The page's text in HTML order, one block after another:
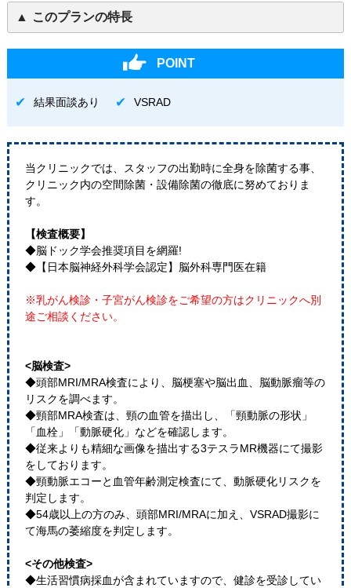
このプランの特長
POINT
結果面談あり VSRAD
当クリニックでは、スタッフの出勤時に全身を除菌する事、
クリニック内の空間除菌・設備除菌の徹底に努めておりま
す。
【検査概要】
◆脳ドック学会推奨項目を網羅!
◆【日本脳神経外科学会認定】脳外科専門医在籍
※乳がん検診・子宮がん検診をご希望の方はクリニックへ別
途ご相談ください。
<脳検査>
◆頭部MRI/MRA検査により、脳梗塞や脳出血、脳動脈瘤等の
リスクを調べます。
◆頸部MRA検査は、頸の血管を描出し、「頸動脈の形状」
「血栓」「動脈硬化」などを確認します。
◆従来よりも精細な画像を描出する3テスラMR機器にて撮影
をしております。
◆頸動脈エコーと血管年齢測定検査にて、動脈硬化リスクを
判定します。
◆54歳以上の方のみ、頭部MRI/MRAに加え、VSRAD撮影に
て海馬の萎縮度を判定します。
<その他検査>
◆生活習慣病採血が含まれていますので、健診を受診してい